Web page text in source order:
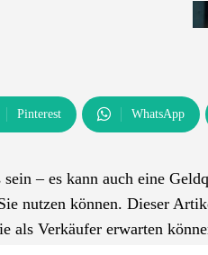
Pinterest WhatsApp
– es kann auch eine
nutzen können. Dieser
als Verkäufer erwarten